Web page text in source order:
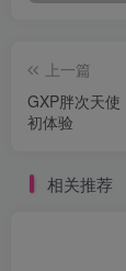
上一篇
GXP胖次天
初体验
相关推荐